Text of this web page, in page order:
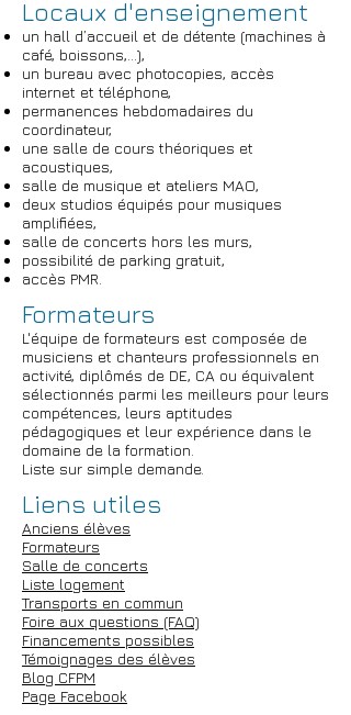
Locaux d'enseignement
un hall d’accueil et de détente (machines à
café, boissons,...),
un bureau avec photocopies, accès
internet et téléphone,
permanences hebdomadaires du
coordinateur,
une salle de cours théoriques et
acoustiques,
salle de musique et ateliers MAO,
deux studios équipés pour musiques
amplifiées,
salle de concerts hors les murs,
possibilité de parking gratuit,
accès PMR.
Formateurs
L'équipe de formateurs est composée de
musiciens et chanteurs professionnels en
activité, diplômés de DE, CA ou équivalent
sélectionnés parmi les meilleurs pour leurs
compétences, leurs aptitudes
pédagogiques et leur expérience dans le
domaine de la formation.
Liste sur simple demande.
Liens utiles
Anciens élèves
Formateurs
Salle de concerts
Liste logement
Transports en commun
Foire aux questions (FAQ)
Financements possibles
Témoignages des élèves
Blog CFPM
Page Facebook